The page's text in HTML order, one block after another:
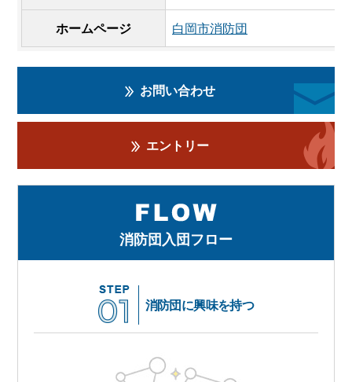
ホームページ 白岡市消防団
お問い合わせ
エントリー
消防団入団フロー
消防団に興味を持つ